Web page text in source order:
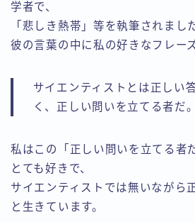
学者で、
「悲しき熱帯」等を執筆されまし
彼の言葉の中に私の好きなフレー
サイエンティストとは正しい
く、正しい問いを立てる者だ。
私はこの「正しい問いを立てる者
とても好きで、
サイエンティストでは無いながら
と生きています。